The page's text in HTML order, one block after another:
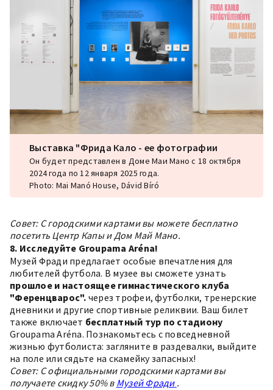
Выставка "Фрида Кало - ее фотографии
Он будет представлен в Доме Маи Мано с 18 октября
2024 года по 12 января 2025 года.
Photo: Mai Manó House, Dávid Bíró
Совет: С городскими картами вы можете бесплатно
посетить Центр Капы и Дом Май Мано.
8. Исследуйте Groupama Aréna!
Музей Фради предлагает особые впечатления для
любителей футбола. В музее вы сможете узнать
прошлое и настоящее гимнастического клуба
"Ференцварос". через трофеи, футболки, тренерские
дневники и другие спортивные реликвии. Ваш билет
также включает бесплатный тур по стадиону
Groupama Aréna. Познакомьтесь с повседневной
жизнью футболиста: загляните в раздевалки, выйдите
на поле или сядьте на скамейку запасных!
Совет: С официальными городскими картами вы
получаете скидку 50% в Музей Фради .